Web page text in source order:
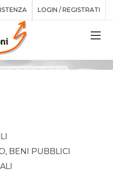
LOGIN / REGISTRATI
BENI PUBBLICI